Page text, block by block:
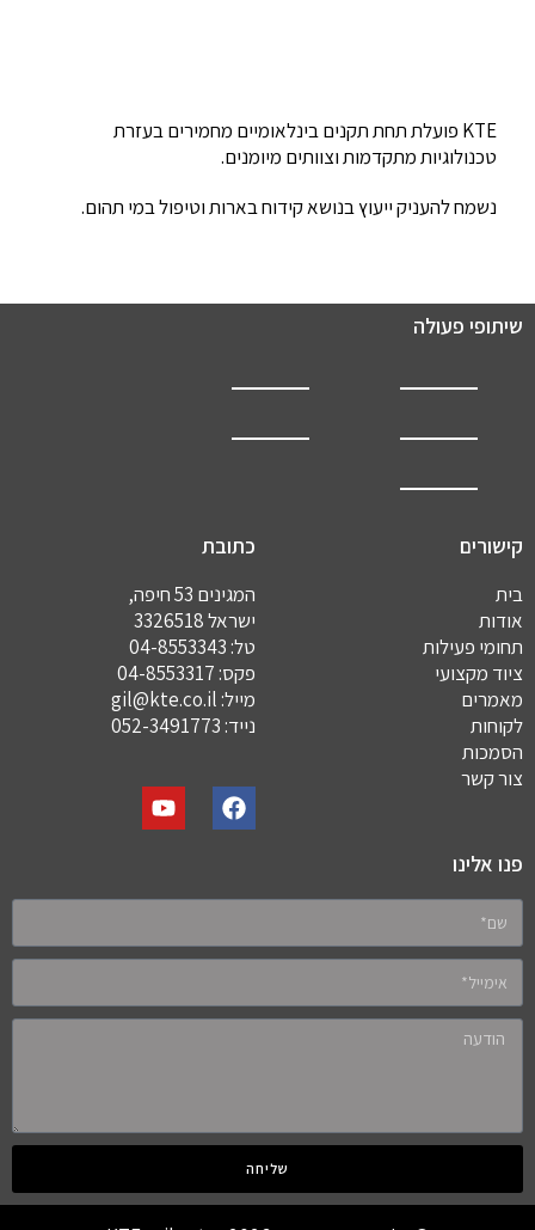
KTE פועלת תחת תקנים בינלאומיים מחמירים בעזרת
טכנולוגיות מתקדמות וצוותים מיומנים.
נשמח להעניק ייעוץ בנושא קידוח בארות וטיפול במי תהום.
שיתופי פעולה
קישורים
בית
אודות
תחומי פעילות
ציוד מקצועי
מאמרים
לקוחות
הסמכות
צור קשר
כתובת
המגינים 53 חיפה,
ישראל 3326518
טל: 04-8553343
פקס: 04-8553317
מייל: gil@kte.co.il
נייד: 052-3491773
פנו אלינו
שליחה